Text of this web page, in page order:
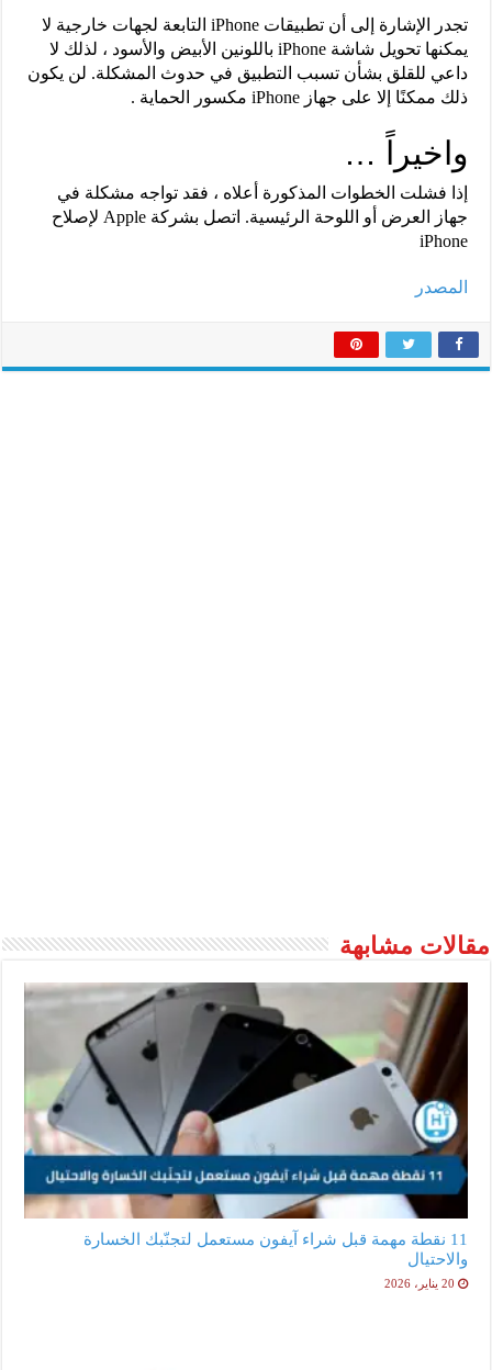
تجدر الإشارة إلى أن تطبيقات iPhone التابعة لجهات خارجية لا
يمكنها تحويل شاشة iPhone باللونين الأبيض والأسود ، لذلك لا
داعي للقلق بشأن تسبب التطبيق في حدوث المشكلة. لن يكون
ذلك ممكنًا إلا على جهاز iPhone مكسور الحماية .
واخيراً …
إذا فشلت الخطوات المذكورة أعلاه ، فقد تواجه مشكلة في
جهاز العرض أو اللوحة الرئيسية. اتصل بشركة Apple لإصلاح
iPhone
المصدر
مقالات مشابهة
11 نقطة مهمة قبل شراء آيفون مستعمل لتجنّبك الخسارة
والاحتيال
20 يناير، 2026